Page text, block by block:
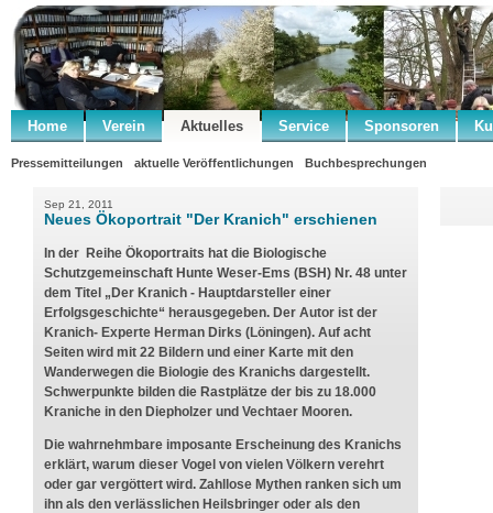
Home Verein Aktuelles Service Sponsoren
Pressemitteilungen aktuelle Veröffentlichungen Buchbesprechungen
Sep 21, 2011
Neues Ökoportrait "Der Kranich" erschienen
In der Reihe Ökoportraits hat die Biologische
Schutzgemeinschaft Hunte Weser-Ems (BSH) Nr. 48 unter
dem Titel „Der Kranich - Hauptdarsteller einer
Erfolgsgeschichte“ herausgegeben. Der Autor ist der
Kranich- Experte Herman Dirks (Löningen). Auf acht
Seiten wird mit 22 Bildern und einer Karte mit den
Wanderwegen die Biologie des Kranichs dargestellt.
Schwerpunkte bilden die Rastplätze der bis zu 18.000
Kraniche in den Diepholzer und Vechtaer Mooren.
Die wahrnehmbare imposante Erscheinung des Kranichs
erklärt, warum dieser Vogel von vielen Völkern verehrt
oder gar vergöttert wird. Zahllose Mythen ranken sich um
ihn als den verlässlichen Heilsbringer oder als den